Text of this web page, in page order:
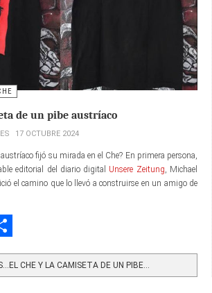
de un pibe austríaco
17 OCTUBRE 2024
fijó su mirada en el Che? En primera persona,
editorial del diario digital Unsere Zeitung , Michael
el camino que lo llevó a construirse en un amigo de
CHE Y LA CAMISETA DE UN PIBE...